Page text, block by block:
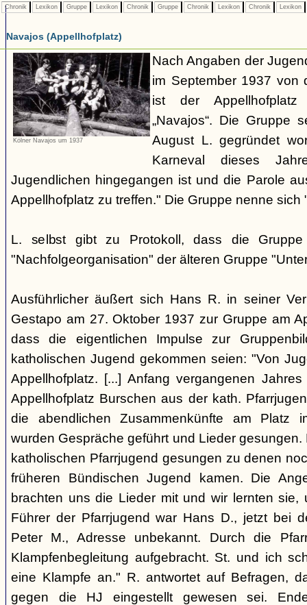
Chronik Lexikon Gruppe Lexikon Chronik Gruppe Chronik Lexikon Chronik Lexikon
Navajos (Appellhofplatz)
Kölner Navajos um 1937
Nach Angaben der
im September 1937 von
ist der
„Navajos“. Die Gruppe
August L. gegründet
Karneval dieses
Jugendlichen hingegangen ist und die Parole
Appellhofplatz zu treffen." Die Gruppe nenne sich
L. selbst gibt zu Protokoll, dass die Gruppe
"Nachfolgeorganisation" der älteren Gruppe
Ausführlicher äußert sich Hans R. in seiner
Gestapo am 27. Oktober 1937 zur Gruppe am
dass die eigentlichen Impulse zur
katholischen Jugend gekommen seien: "Von
Appellhofplatz. [...] Anfang vergangenen
Appellhofplatz Burschen aus der kath.
die abendlichen Zusammenkünfte am Platz
wurden Gespräche geführt und Lieder
katholischen Pfarrjugend gesungen zu denen
früheren Bündischen Jugend kamen. Die
brachten uns die Lieder mit und wir lernten sie,
Führer der Pfarrjugend war Hans D., jetzt bei
Peter M., Adresse unbekannt. Durch die
Klampfenbegleitung aufgebracht. St. und ich
eine Klampfe an." R. antwortet auf Befragen,
gegen die HJ eingestellt gewesen sei.